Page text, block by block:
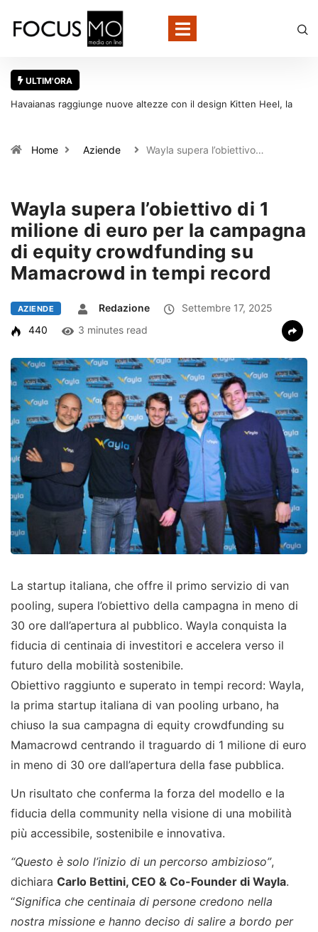
ULTIM'ORA
Con migliaia di dati locali da presidiare, Buffetti sceglie Local
venditaHome Aziende Wayla supera l’obiettivo…
Wayla supera l’obiettivo di 1
milione di euro per la campagna
di equity crowdfunding su
Mamacrowd in tempi record
AZIENDE Redazione
Settembre 17, 2025
440
3 minutes read
La startup italiana, che offre il primo servizio di van
pooling, supera l’obiettivo della campagna in meno di
30 ore dall’apertura al pubblico. Wayla conquista la
fiducia di centinaia di investitori e accelera verso il
futuro della mobilità sostenibile.
Obiettivo raggiunto e superato in tempi record: Wayla,
la prima startup italiana di van pooling urbano, ha
chiuso la sua campagna di equity crowdfunding su
Mamacrowd centrando il traguardo di 1 milione di euro
in meno di 30 ore dall’apertura della fase pubblica.
Un risultato che conferma la forza del modello e la
fiducia della community nella visione di una mobilità
più accessibile, sostenibile e innovativa.
“Questo è solo l’inizio di un percorso ambizioso”,
dichiara Carlo Bettini, CEO & Co-Founder di Wayla.
“Significa che centinaia di persone credono nella
nostra missione e hanno deciso di salire a bordo per